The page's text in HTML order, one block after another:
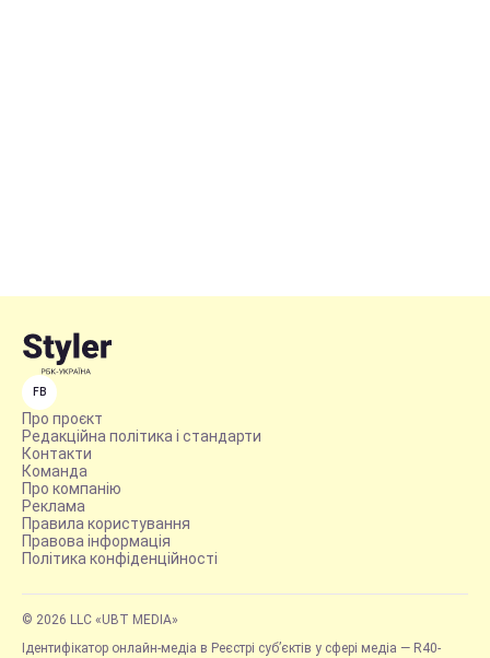
FB
Про проєкт
Редакційна політика і стандарти
Контакти
Команда
Про компанію
Реклама
Правила користування
Правова інформація
Політика конфіденційності
© 2026 LLC «UBT MEDIA»
Ідентифікатор онлайн-медіа в Реєстрі суб’єктів у сфері медіа — R40-